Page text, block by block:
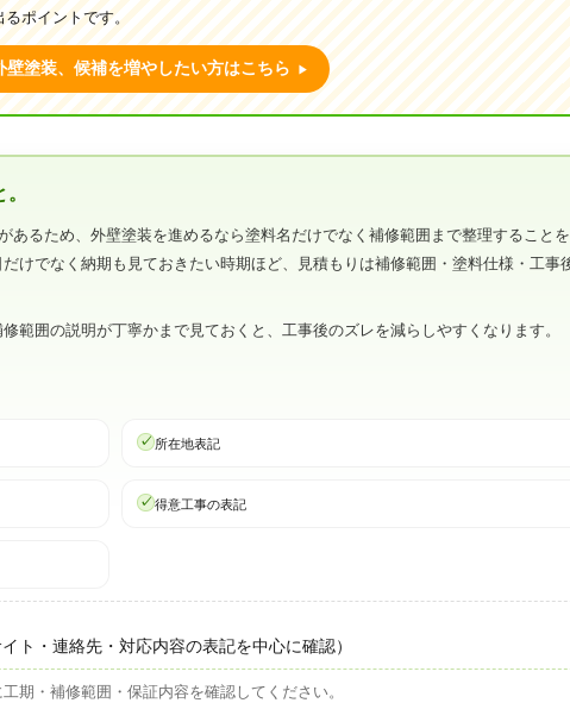
るポイントです。
壁塗装、候補を増やしたい方はこちら
るため、外壁塗装を進めるなら塗料名だけでなく補修範囲まで整理すること
けでなく納期も見ておきたい時期ほど、見積もりは補修範囲・塗料仕様・工事
範囲の説明が丁寧かまで見ておくと、工事後のズレを減らしやすくなります。
所在地表記
得意工事の表記
ト・連絡先・対応内容の表記を中心に確認）
期・補修範囲・保証内容を確認してください。